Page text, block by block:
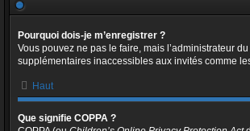
Pourquoi dois-je m’enregistrer ?
Vous pouvez ne pas le faire, mais l’administrateur
supplémentaires inaccessibles aux invités comme
Haut
Que signifie COPPA ?